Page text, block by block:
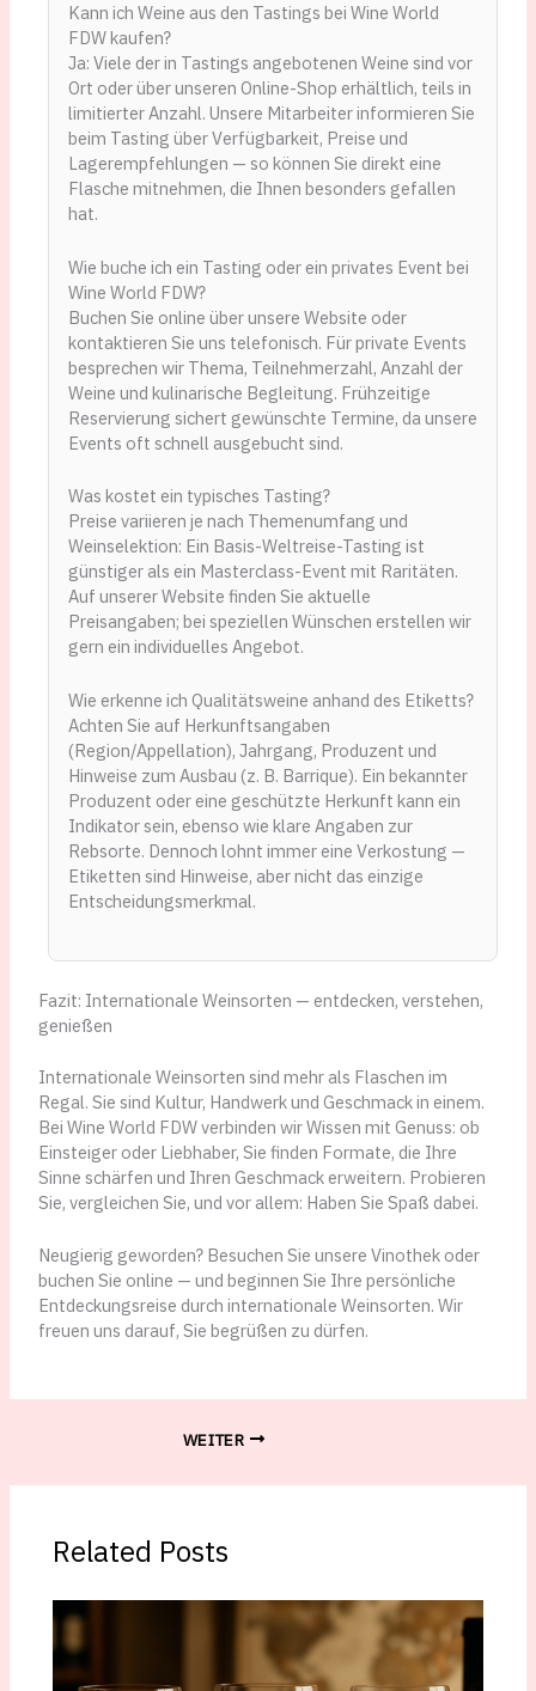
Kann ich Weine aus den Tastings bei Wine World
FDW kaufen?
Ja: Viele der in Tastings angebotenen Weine sind vor
Ort oder über unseren Online-Shop erhältlich, teils in
limitierter Anzahl. Unsere Mitarbeiter informieren Sie
beim Tasting über Verfügbarkeit, Preise und
Lagerempfehlungen — so können Sie direkt eine
Flasche mitnehmen, die Ihnen besonders gefallen
hat.
Wie buche ich ein Tasting oder ein privates Event bei
Wine World FDW?
Buchen Sie online über unsere Website oder
kontaktieren Sie uns telefonisch. Für private Events
besprechen wir Thema, Teilnehmerzahl, Anzahl der
Weine und kulinarische Begleitung. Frühzeitige
Reservierung sichert gewünschte Termine, da unsere
Events oft schnell ausgebucht sind.
Was kostet ein typisches Tasting?
Preise variieren je nach Themenumfang und
Weinselektion: Ein Basis-Weltreise-Tasting ist
günstiger als ein Masterclass-Event mit Raritäten.
Auf unserer Website finden Sie aktuelle
Preisangaben; bei speziellen Wünschen erstellen wir
gern ein individuelles Angebot.
Wie erkenne ich Qualitätsweine anhand des Etiketts?
Achten Sie auf Herkunftsangaben
(Region/Appellation), Jahrgang, Produzent und
Hinweise zum Ausbau (z. B. Barrique). Ein bekannter
Produzent oder eine geschützte Herkunft kann ein
Indikator sein, ebenso wie klare Angaben zur
Rebsorte. Dennoch lohnt immer eine Verkostung —
Etiketten sind Hinweise, aber nicht das einzige
Entscheidungsmerkmal.
Fazit: Internationale Weinsorten — entdecken, verstehen,
genießen
Internationale Weinsorten sind mehr als Flaschen im
Regal. Sie sind Kultur, Handwerk und Geschmack in einem.
Bei Wine World FDW verbinden wir Wissen mit Genuss: ob
Einsteiger oder Liebhaber, Sie finden Formate, die Ihre
Sinne schärfen und Ihren Geschmack erweitern. Probieren
Sie, vergleichen Sie, und vor allem: Haben Sie Spaß dabei.
Neugierig geworden? Besuchen Sie unsere Vinothek oder
buchen Sie online — und beginnen Sie Ihre persönliche
Entdeckungsreise durch internationale Weinsorten. Wir
freuen uns darauf, Sie begrüßen zu dürfen.
WEITER
Related Posts